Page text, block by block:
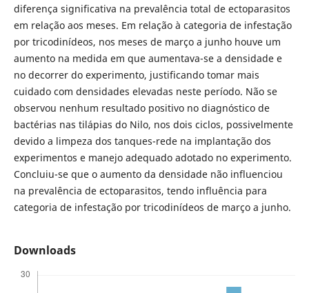
diferença significativa na prevalência total de ectoparasitos
em relação aos meses. Em relação à categoria de infestação
por tricodinídeos, nos meses de março a junho houve um
aumento na medida em que aumentava-se a densidade e
no decorrer do experimento, justificando tomar mais
cuidado com densidades elevadas neste período. Não se
observou nenhum resultado positivo no diagnóstico de
bactérias nas tilápias do Nilo, nos dois ciclos, possivelmente
devido a limpeza dos tanques-rede na implantação dos
experimentos e manejo adequado adotado no experimento.
Concluiu-se que o aumento da densidade não influenciou
na prevalência de ectoparasitos, tendo influência para
categoria de infestação por tricodinídeos de março a junho.
Downloads